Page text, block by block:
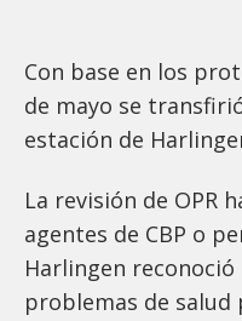
Con base en los
de mayo se
estación de
La revisión de OPR
agentes de CBP o
Harlingen
problemas de salud